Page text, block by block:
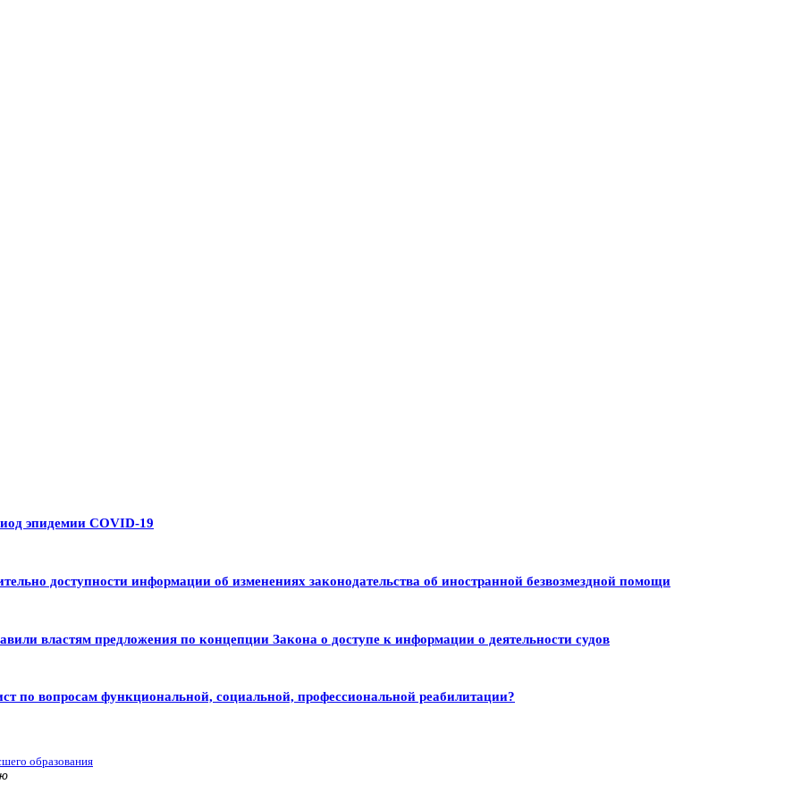
эпидемии COVID-19
доступности информации об изменениях законодательства об иностранной безвозмездной помощи
властям предложения по концепции Закона о доступе к информации о деятельности судов
по вопросам функциональной, социальной, профессиональной реабилитации?
образования